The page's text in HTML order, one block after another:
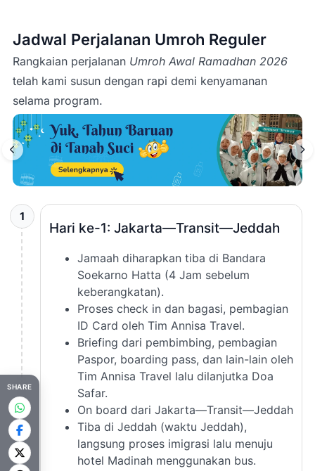
Jadwal Perjalanan Umroh Reguler
Rangkaian perjalanan Umroh Awal Ramadhan 2026
telah kami susun dengan rapi demi kenyamanan
selama program.
1
Hari ke-1: Jakarta—Transit—Jeddah
Jamaah diharapkan tiba di Bandara
Soekarno Hatta (4 Jam sebelum
keberangkatan).
Proses check in dan bagasi, pembagian
ID Card oleh Tim Annisa Travel.
Briefing dari pembimbing, pembagian
Paspor, boarding pass, dan lain-lain oleh
Tim Annisa Travel lalu dilanjutka Doa
Safar.
On board dari Jakarta—Transit—Jeddah
Tiba di Jeddah (waktu Jeddah),
langsung proses imigrasi lalu menuju
hotel Madinah menggunakan bus.
SHARE